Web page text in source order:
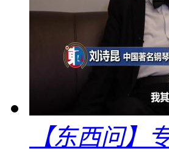
【东西问】